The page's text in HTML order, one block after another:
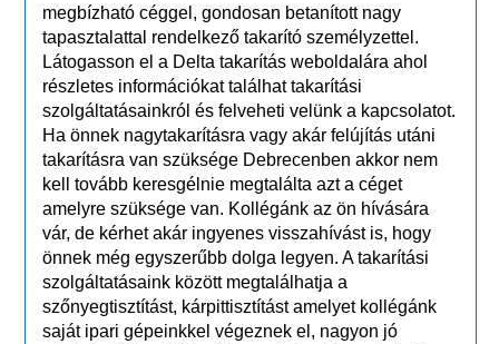
megbízható céggel, gondosan betanított nagy
tapasztalattal rendelkező takarító személyzettel.
Látogasson el a Delta takarítás weboldalára ahol
részletes információkat találhat takarítási
szolgáltatásainkról és felveheti velünk a kapcsolatot.
Ha önnek nagytakarításra vagy akár felújítás utáni
takarításra van szüksége Debrecenben akkor nem
kell tovább keresgélnie megtalálta azt a céget
amelyre szüksége van. Kollégánk az ön hívására
vár, de kérhet akár ingyenes visszahívást is, hogy
önnek még egyszerűbb dolga legyen. A takarítási
szolgáltatásaink között megtalálhatja a
szőnyegtisztítást, kárpittisztítást amelyet kollégánk
saját ipari gépeinkkel végeznek el, nagyon jó